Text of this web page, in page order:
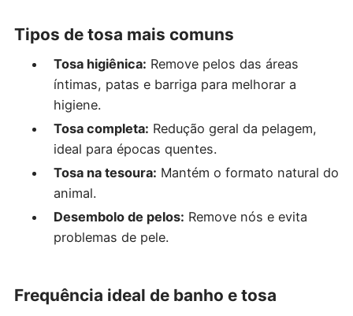
Tipos de tosa mais comuns
Tosa higiênica: Remove pelos das áreas
íntimas, patas e barriga para melhorar a
higiene.
Tosa completa: Redução geral da pelagem,
ideal para épocas quentes.
Tosa na tesoura: Mantém o formato natural do
animal.
Desembolo de pelos: Remove nós e evita
problemas de pele.
Frequência ideal de banho e tosa